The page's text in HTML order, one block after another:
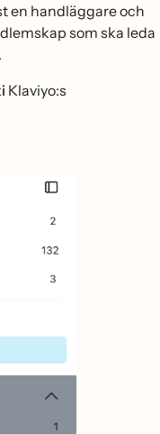
en handläggare och
som ska leda
Klaviyo:s